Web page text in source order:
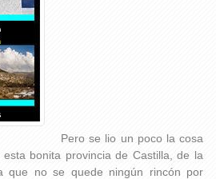
Pero se lio un poco la cosa
bonita provincia de Castilla, de la
que no se quede ningún rincón por